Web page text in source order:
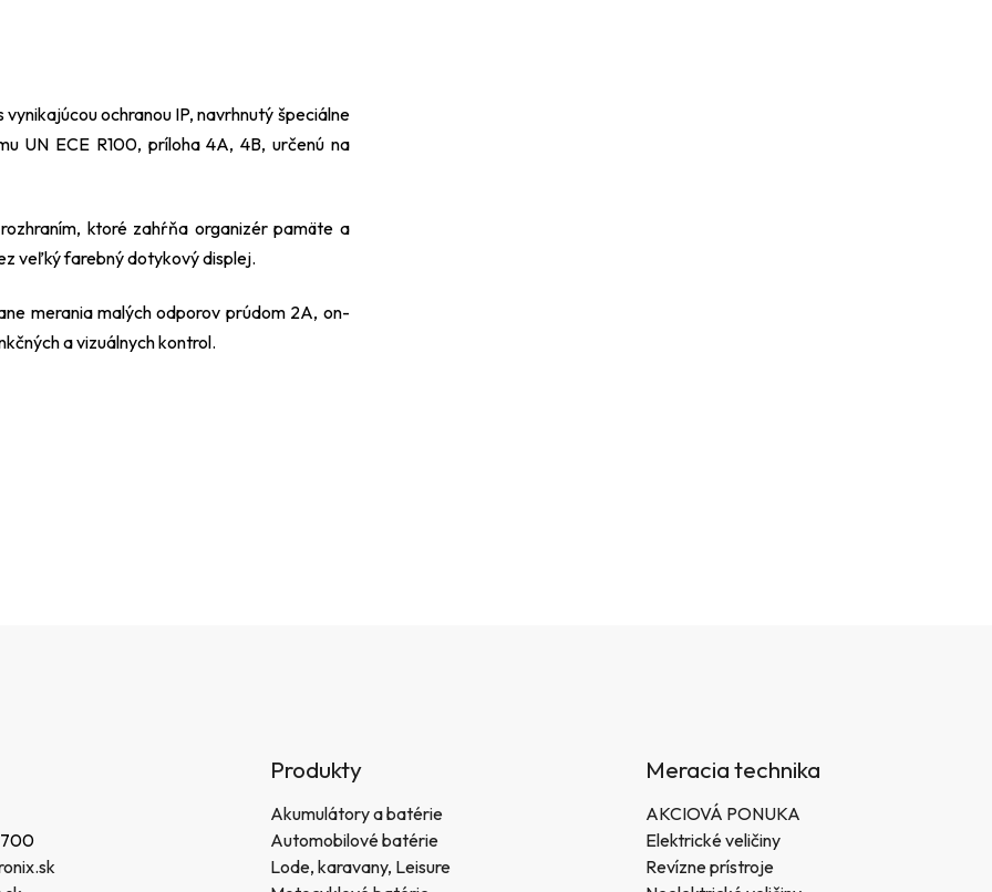
ochranou IP, navrhnutý špeciálne
UN ECE R100, príloha 4A, 4B, určenú na
ktoré zahŕňa organizér pamäte a
veľký farebný dotykový displej.
merania malých odporov prúdom 2A, on-
a vizuálnych kontrol.
700
Produkty
Akumulátory a batérie
Automobilové batérie
Lode, karavany, Leisure
Meracia technika
AKCIOVÁ PONUKA
Elektrické veličiny
Revízne prístroje